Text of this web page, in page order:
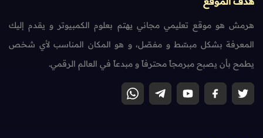
هرمش هو موقع تعليمي مجاني يهتم بعلوم الكمبيوتر و يقدم إليك
المعرفة بشكل مبسّط و مفصّل، و هو المكان المناسب لأي شخص
يطمح بأن يصبح مبرمجاً محترفاً و مبدعاً في العالم الرقمي.